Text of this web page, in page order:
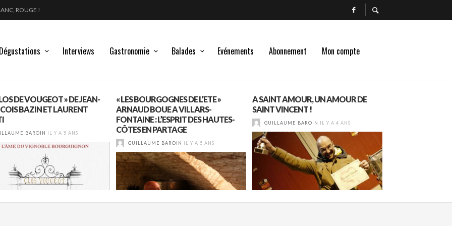
DES MOULIN À VENT
: DU 210 AU 1761 !
Dégustations Interviews Gastronomie Balades Evénements Abonnement Mon compte
DE VOUGEOT » DE JEAN-
BAZIN ET LAURENT
BAROIN IL Y A 5 ANS
« LES BOURGOGNES DE L’ETE »
ARNAUD BOUE A VILLARS-
FONTAINE : L’ESPRIT DES HAUTES-
CÔTES EN PARTAGE
GUILLAUME BAROIN IL Y A 5 ANS
A SAINT AMOUR, UN AMOUR DE
SAINT VINCENT !
GUILLAUME BAROIN IL Y A 4 ANS